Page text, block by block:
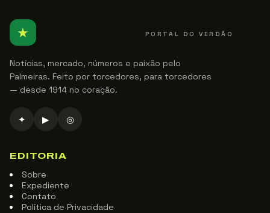
★ PORTAL DO VERDÃO
Notícias, mercado, números e paixão pelo
Palmeiras. Feito por torcedores, para torcedores
— desde 1914 no coração.
✦ ▶ ◎
EDITORIA
Sobre
Expediente
Contato
Política de Privacidade